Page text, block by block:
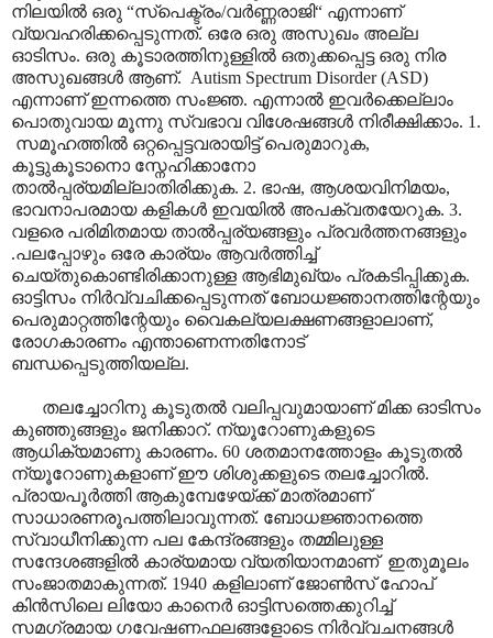
നിലയിൽ ഒരു “സ്പെക്ട്രം/വർണ്ണരാജി“ എന്നാണ്
വ്യവഹരിക്കപ്പെടുന്നത്. ഒരേ ഒരു അസുഖം അല്ല
ഓടിസം. ഒരു കൂടാരത്തിനുള്ളിൽ ഒതുക്കപ്പെട്ട ഒരു നിര
അസുഖങ്ങൾ ആണ്. Autism Spectrum Disorder (ASD)
എന്നാണ് ഇന്നത്തെ സംജ്ഞ. എന്നാൽ ഇവർക്കെല്ലാം
പൊതുവായ മൂന്നു സ്വഭാവ വിശേഷങ്ങൾ നിരീക്ഷിക്കാം. 1.
സമൂഹത്തിൽ ഒറ്റപ്പെട്ടവരായിട്ട് പെരുമാറുക,
കൂട്ടുകൂടാനൊ സ്നേഹിക്കാനോ
താൽ‌പ്പര്യമില്ലാതിരിക്കുക. 2. ഭാഷ, ആശയവിനിമയം,
ഭാവനാപരമായ കളികൾ ഇവയിൽ അപക്വതയേറുക. 3.
വളരെ പരിമിതമായ താൽ‌പ്പര്യങ്ങളും പ്രവർത്തനങ്ങളും
.പലപ്പോഴും ഒരേ കാര്യം ആവർത്തിച്ച്
ചെയ്തുകൊണ്ടിരിക്കാനുള്ള ആഭിമുഖ്യം പ്രകടിപ്പിക്കുക.
ഓട്ടിസം നിർവ്വചിക്കപ്പെടുന്നത് ബോധജ്ഞാനത്തിന്റേയും
പെരുമാറ്റത്തിന്റേയും വൈകല്യലക്ഷണങ്ങളാലാണ്,
രോഗകാരണം എന്താണെന്നതിനോട്
ബന്ധപ്പെടുത്തിയല്ല.
തലച്ചോറിനു കൂടുതൽ വലിപ്പവുമായാണ് മിക്ക ഓടിസം
കുഞ്ഞുങ്ങളും ജനിക്കാറ്. ന്യൂറോണുകളുടെ
ആധിക്യമാണു കാരണം. 60 ശതമാനത്തോളം കൂടുതൽ
ന്യൂറോണുകളാണ് ഈ ശിശുക്കളുടെ തലച്ചോറിൽ.
പ്രായപൂർത്തി ആകുമ്പേഴേയ്ക്ക് മാത്രമാണ്
സാധാരണരൂപത്തിലാവുന്നത്. ബോധജ്ഞാനത്തെ
സ്വാധീനിക്കുന്ന പല കേന്ദ്രങ്ങളും തമ്മിലുള്ള
സന്ദേശങ്ങളിൽ കാര്യമായ വ്യതിയാനമാണ് ഇതുമൂലം
സംജാതമാകുന്നത്. 1940 കളിലാണ് ജോൺസ് ഹോപ്
കിൻസിലെ ലിയോ കാനെർ ഓട്ടിസത്തെക്കുറിച്ച്
സമഗ്രമായ ഗവേഷണഫലങ്ങളോടെ നിർവ്വചനങ്ങൾ